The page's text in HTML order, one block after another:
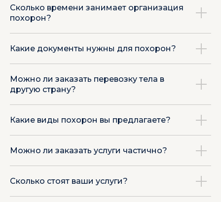
Сколько времени занимает организация
похорон?
Какие документы нужны для похорон?
Можно ли заказать перевозку тела в
другую страну?
Какие виды похорон вы предлагаете?
Можно ли заказать услуги частично?
Сколько стоят ваши услуги?
Telegram
+998 90 349 61 91
+998 90 327 03 53